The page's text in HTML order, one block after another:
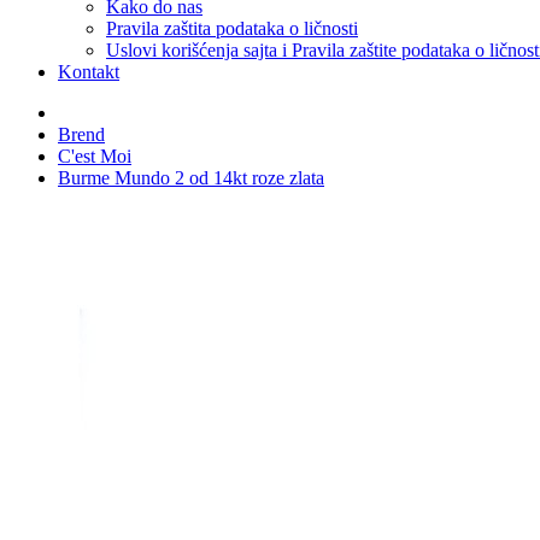
Kako do nas
Pravila zaštita podataka o ličnosti
Uslovi korišćenja sajta i Pravila zaštite podataka o
Kontakt
Brend
C'est Moi
Burme Mundo 2 od 14kt roze zlata